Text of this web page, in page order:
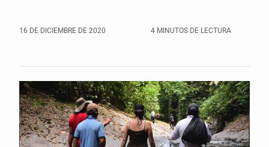
16 DE DICIEMBRE DE 2020 4 MINUTOS DE LECTURA